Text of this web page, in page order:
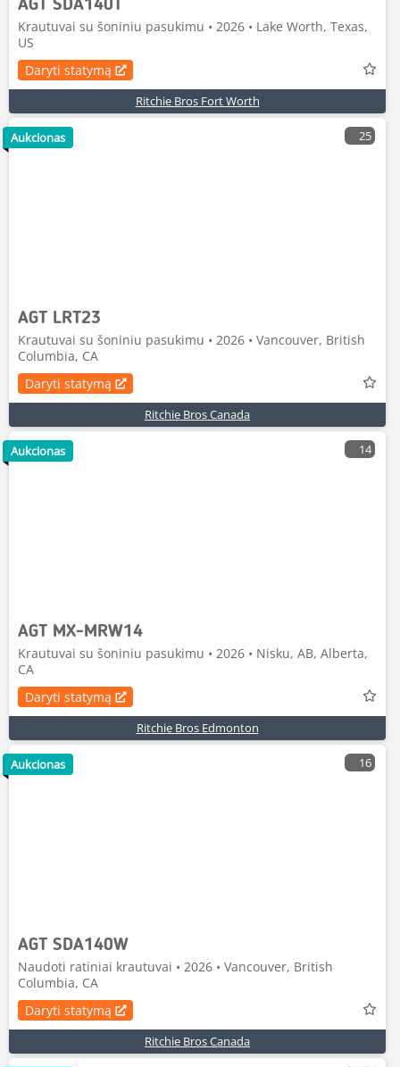
AGT SDA140T
Krautuvai su šoniniu pasukimu • 2026 • Lake Worth, Texas,
US
Daryti statymą
Ritchie Bros Fort Worth
25
AGT LRT23
Krautuvai su šoniniu pasukimu • 2026 • Vancouver, British
Columbia, CA
Daryti statymą
Ritchie Bros Canada
Aukcionas
14
AGT MX-MRW14
Krautuvai su šoniniu pasukimu • 2026 • Nisku, AB, Alberta,
CA
Daryti statymą
Ritchie Bros Edmonton
Aukcionas
16
AGT SDA140W
Naudoti ratiniai krautuvai • 2026 • Vancouver, British
Columbia, CA
Daryti statymą
Ritchie Bros Canada
Aukcionas